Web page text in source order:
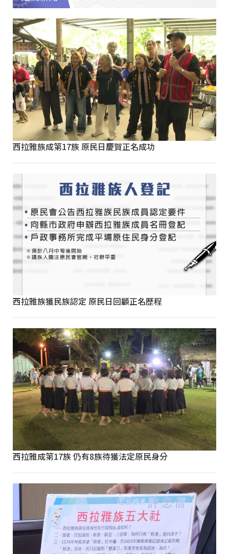
西拉雅族成第17族 原民日慶賀正名成功
西拉雅族獲民族認定 原民日回顧正名歷程
西拉雅成第17族 仍有8族待獲法定原民身分